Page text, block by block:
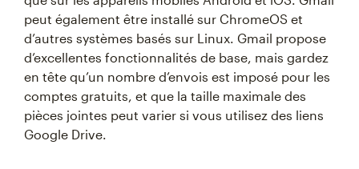
peut également être installé sur ChromeOS et
d’autres systèmes basés sur Linux. Gmail propose
d’excellentes fonctionnalités de base, mais gardez
en tête qu’un nombre d’envois est imposé pour les
comptes gratuits, et que la taille maximale des
pièces jointes peut varier si vous utilisez des liens
Google Drive.